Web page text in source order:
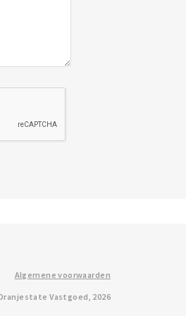
Algemene voorwaarden
Vastgoed, 2026